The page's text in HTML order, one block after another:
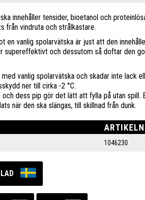
innehåller tensider, bioetanol och
från vindruta och strålkastare.
en vanlig spolarvätska är just att den
supereffektivt och dessutom så doftar den
vanlig spolarvätska och skadar inte lack
ner till cirka -2 °C.
dess pip gör det lätt att fylla på utan spill.
när den ska slängas, till skillnad från dunk.
1046230